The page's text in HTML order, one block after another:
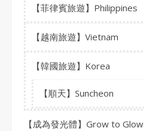
【菲律賓旅遊】Philippines
【越南旅遊】Vietnam
【韓國旅遊】Korea
【順天】Suncheon
【成為發光體】Grow to Glow